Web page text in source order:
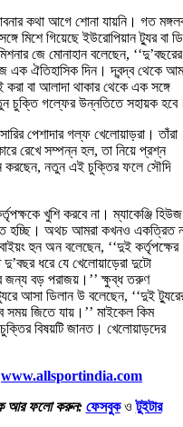
কথা আগে শোনা যায়নি। গত
মিশে গিয়েছে ইউরোপিয়ান ট্যুর বা
জে মোনাহান বলেছেন, ‘‘দু’বছরের
ঐতিহাসিক দিন। দ্বন্দ্ব থেকে
বা আলাদা থাকার থেকে এক সঙ্গে
চুক্তি গল্ফের উন্নতিতে সহায়ক
পেশাদার গল্ফ খেলোয়াড়রা। তাঁরা
রেখে সম্পন্ন হল, তা নিয়ে প্রশ্ন
করছেন, নতুন এই চুক্তির ফলে সৌদি
খুশি করবে না। ম্যাকেঞ্জি হিউজ
হচ্ছি। অথচ আমরা কখনও একত্রিত
হুন অন বলেছেন, ‘‘দুই কর্তৃপক্ষের
ধরে যে খেলোয়াড়েরা দুটো
জন্য বড় পরাজয়।’’ ক্ষুব্ধ তরুণ
আসা ডিলান উ বলেছেন, ‘‘দুই
সময় জিতে যায়।’’ মাইকেল কিম
বিষয়টি জানত। খেলোয়াড়দের
www.allsportindia.com
আর ফলো করুন: ফেসবুকওটুইটার